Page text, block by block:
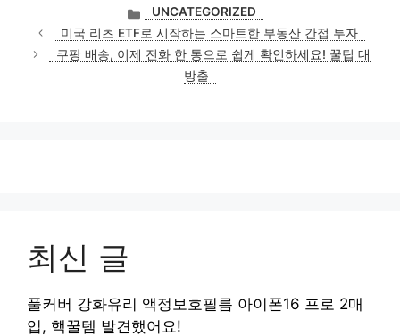
카
테
고
리
UNCATEGORIZED
미국 리츠 ETF로 시작하는 스마트한 부동산 간접 투자
쿠팡 배송, 이제 전화 한 통으로 쉽게 확인하세요! 꿀팁 대
방출
최신 글
풀커버 강화유리 액정보호필름 아이폰16 프로 2매
입, 핵꿀템 발견했어요!